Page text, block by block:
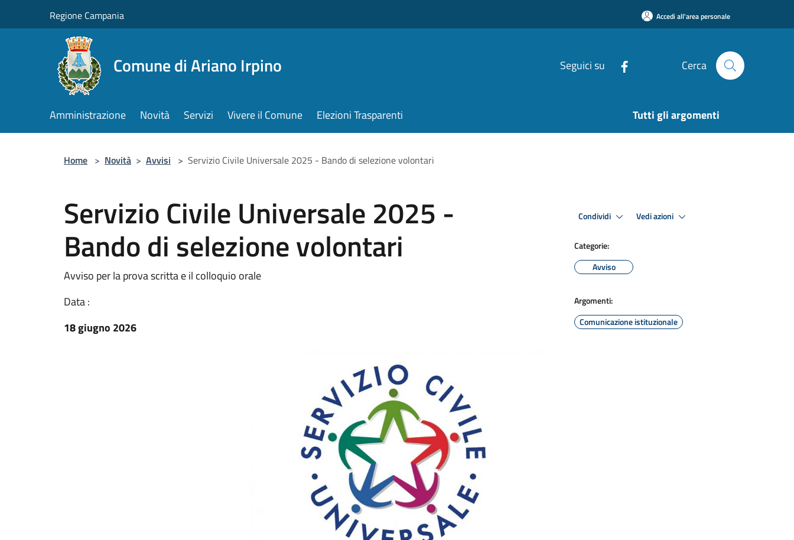
Regione Campania Accedi all'area personale
Comune di Ariano Irpino Seguici su Cerca
Amministrazione Novità Servizi Vivere il Comune Elezioni Trasparenti Tutti gli argomenti
Home > Novità > Avvisi > Servizio Civile Universale 2025 - Bando di selezione volontari
Servizio Civile Universale 2025 -
Bando di selezione volontari
Avviso per la prova scritta e il colloquio orale
Data :
18 giugno 2026
Condividi Vedi azioni
Categorie:
Avviso
Argomenti:
Comunicazione istituzionale